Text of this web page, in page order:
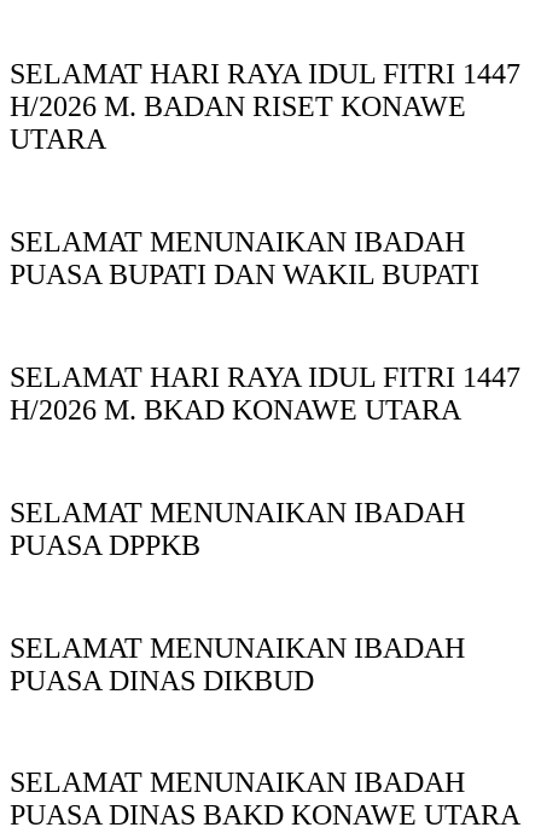
SELAMAT HARI RAYA IDUL FITRI 1447
H/2026 M. BADAN RISET KONAWE
UTARA
SELAMAT MENUNAIKAN IBADAH
PUASA BUPATI DAN WAKIL BUPATI
SELAMAT HARI RAYA IDUL FITRI 1447
H/2026 M. BKAD KONAWE UTARA
SELAMAT MENUNAIKAN IBADAH
PUASA DPPKB
SELAMAT MENUNAIKAN IBADAH
PUASA DINAS DIKBUD
SELAMAT MENUNAIKAN IBADAH
PUASA DINAS BAKD KONAWE UTARA